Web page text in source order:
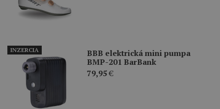
BBB elektrická mini pumpa
BMP-201 BarBank
79,95€
INZERCIA